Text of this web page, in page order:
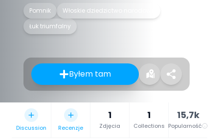
Pomnik
Włoskie dziedzictwo narodowe
Łuk triumfalny
Byłem tam
Discussion Recenzje
1
Zdjęcia
1
Collections
15,7k
Popularność